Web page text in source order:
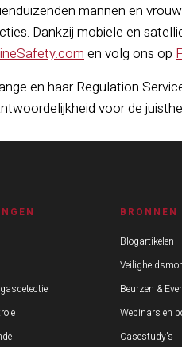
mannen en
Dankzij mobiele en
en volg ons op
en haar Regulation
BRONNEN
Blogartikelen
Beurzen &
Webinars en
Casestudy's